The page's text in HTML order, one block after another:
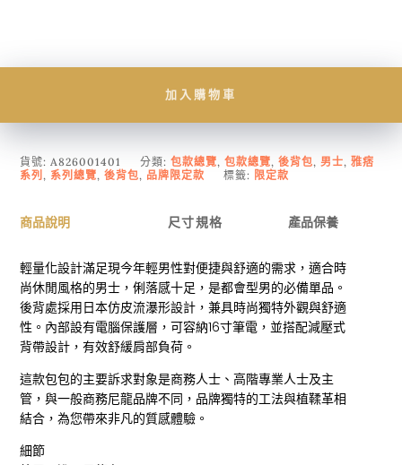
加入購物車
貨號:A826001401 分類:包款總覽,包款總覽,後背包,男士,雅痞
系列, 系列總覽,後背包, 品牌限定款 標籤: 限定款
商品說明 尺寸規格 產品保養
輕量化設計滿足現今年輕男性對便捷與舒適的需求，適合時
尚休閒風格的男士，俐落感十足，是都會型男的必備單品。
後背處採用日本仿皮流瀑形設計，兼具時尚獨特外觀與舒適
性。內部設有電腦保護層，可容納16寸筆電，並搭配減壓式
背帶設計，有效舒緩肩部負荷。
這款包包的主要訴求對象是商務人士、高階專業人士及主
管，與一般商務尼龍品牌不同，品牌獨特的工法與植鞣革相
結合，為您帶來非凡的質感體驗。
細節